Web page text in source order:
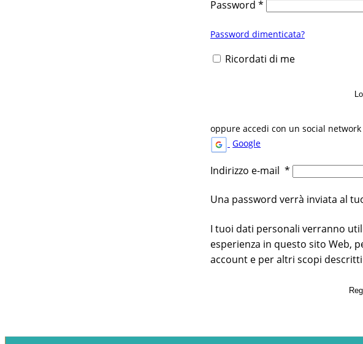
Password *
Password dimenticata?
Ricordati di me
oppure accedi con un social network
Google
Indirizzo e-mail *
Una password verrà inviata al
I tuoi dati personali verranno
esperienza in questo sito Web,
account e per altri scopi